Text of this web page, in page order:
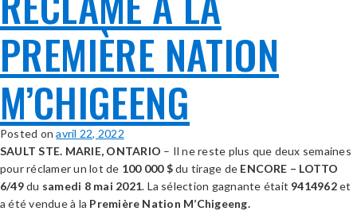
PREMIÈRE NATION
M’CHIGEENG
Posted onavril 22, 2022
SAULT STE. MARIE, ONTARIO – Il ne reste plus que deux semaines
pour réclamer un lot de 100 000 $du tirage de ENCORE – LOTTO
6/49du samedi 8 mai 2021. La sélection gagnante était 9414962et
a été vendue à la Première Nation M’Chigeeng.